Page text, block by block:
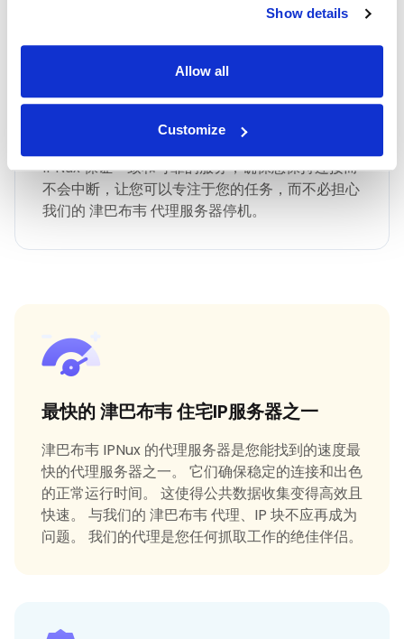
Show details
Allow all
Customize
最快 津巴布韦 正常运行时间
IPNux 保证一致和可靠的服务，确保您保持连接而
不会中断，让您可以专注于您的任务，而不必担心
我们的 津巴布韦 代理服务器停机。
最快的 津巴布韦 住宅IP服务器之一
津巴布韦 IPNux 的代理服务器是您能找到的速度最
快的代理服务器之一。 它们确保稳定的连接和出色
的正常运行时间。 这使得公共数据收集变得高效且
快速。 与我们的 津巴布韦 代理、IP 块不应再成为
问题。 我们的代理是您任何抓取工作的绝佳伴侣。